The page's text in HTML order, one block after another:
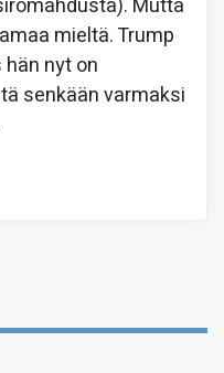
Mutta
mieltä. Trump
nyt on
senkään varmaksi